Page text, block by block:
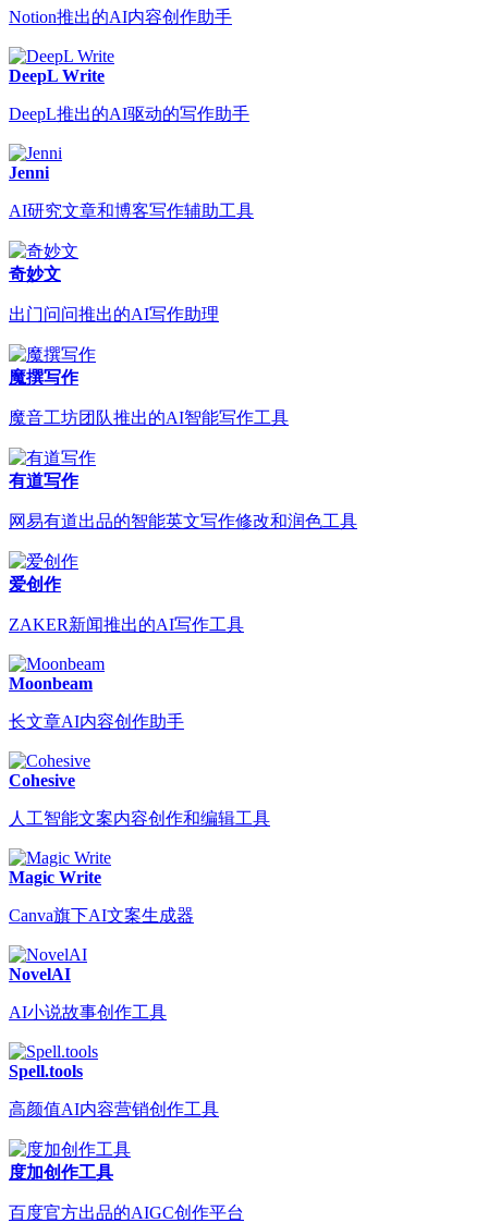
Notion推出的AI内容创作助手
DeepL Write
DeepL推出的AI驱动的写作助手
Jenni
AI研究文章和博客写作辅助工具
奇妙文
出门问问推出的AI写作助理
魔撰写作
魔音工坊团队推出的AI智能写作工具
有道写作
网易有道出品的智能英文写作修改和润色工具
爱创作
ZAKER新闻推出的AI写作工具
Moonbeam
长文章AI内容创作助手
Cohesive
人工智能文案内容创作和编辑工具
Magic Write
Canva旗下AI文案生成器
NovelAI
AI小说故事创作工具
Spell.tools
高颜值AI内容营销创作工具
度加创作工具
百度官方出品的AIGC创作平台